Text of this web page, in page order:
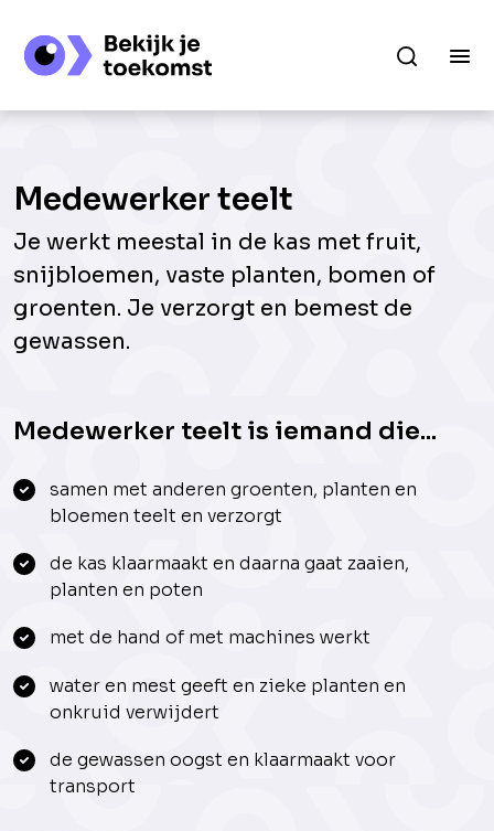
Medewerker teelt
Je werkt meestal in de kas met fruit,
snijbloemen, vaste planten, bomen of
groenten. Je verzorgt en bemest de
gewassen.
Medewerker teelt is iemand die...
samen met anderen groenten, planten en
bloemen teelt en verzorgt
de kas klaarmaakt en daarna gaat zaaien,
planten en poten
met de hand of met machines werkt
water en mest geeft en zieke planten en
onkruid verwijdert
de gewassen oogst en klaarmaakt voor
transport